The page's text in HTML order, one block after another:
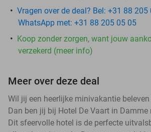
Vragen over de deal? Bel: +31 88
WhatsApp met: +31 88 205 05 05
Koop zonder zorgen, want jouw
verzekerd (meer info)
Meer over deze deal
Wil jij een heerlijke minivakantie
Dan ben jij bij Hotel De Vaart in Damme
Dit sfeervolle hotel is de perfecte